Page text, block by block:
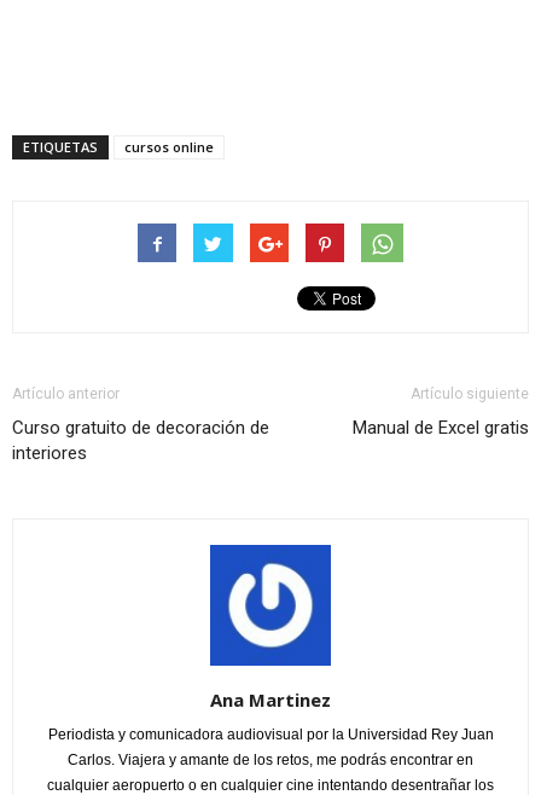
ETIQUETAS cursos online
Artículo anterior
Curso gratuito de decoración de
interiores
Artículo siguiente
Manual de Excel gratis
Ana Martinez
Periodista y comunicadora audiovisual por la Universidad Rey Juan
Carlos. Viajera y amante de los retos, me podrás encontrar en
cualquier aeropuerto o en cualquier cine intentando desentrañar los